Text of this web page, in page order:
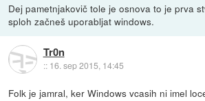
Dej pametnjakovič tole je osnova to je prva
sploh začneš uporabljat windows.
Tr0n
:: 16. sep 2015, 14:45
Folk je jamral, ker Windows vcasih ni imel